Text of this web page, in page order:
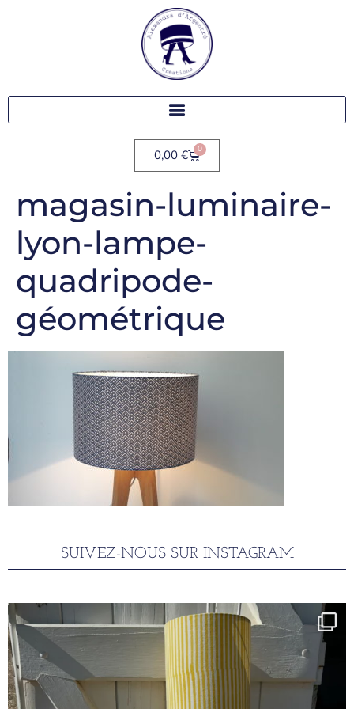
0,00 € 0
magasin-luminaire-
lyon-lampe-
quadripode-
géométrique
SUIVEZ-NOUS SUR INSTAGRAM